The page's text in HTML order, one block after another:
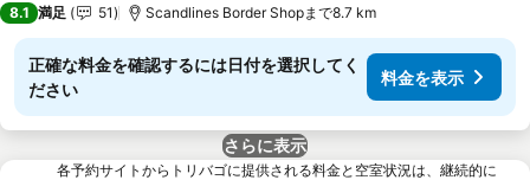
8.1 満足 51 Scandlines Border Shopまで8.7 km
正確な料金を確認するには日付を選択してく
ださい
料金を表示
さらに表示
各予約サイトからトリバゴに提供される料金と空室状況は、継続的に